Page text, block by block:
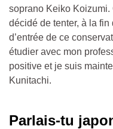
soprano Keiko Koizumi.
décidé de tenter, à la
d’entrée de ce
étudier avec mon
positive et je suis
Kunitachi.
Parlais-tu